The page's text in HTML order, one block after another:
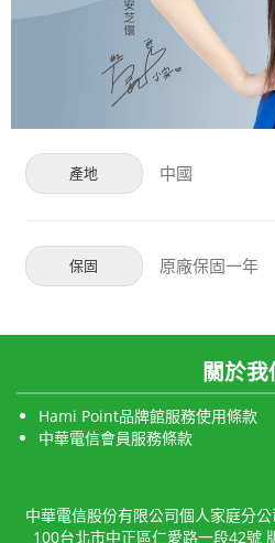
產地 中國
保固 原廠保固一年
關於我
Hami Point品牌館服務使用條款
中華電信會員服務條款
中華電信股份有限公司個人家庭分
100台北市中正區仁愛路一段42